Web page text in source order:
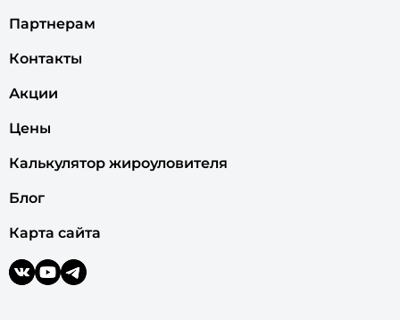
Партнерам
Контакты
Акции
Цены
Калькулятор жироуловителя
Блог
Карта сайта